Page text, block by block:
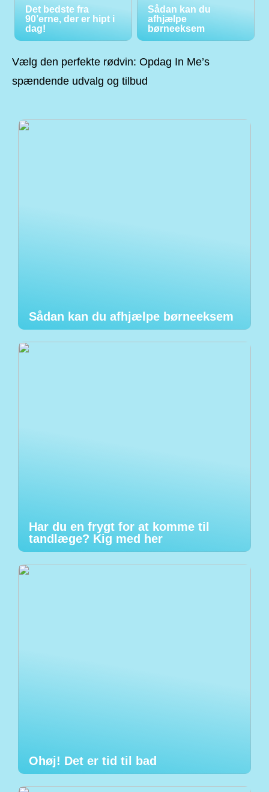
Det bedste fra
90’erne, der er hipt i
dag!
Sådan kan du
afhjælpe
børneeksem
Vælg den perfekte rødvin: Opdag In Me’s
spændende udvalg og tilbud
Sådan kan du afhjælpe børneeksem
Har du en frygt for at komme til
tandlæge? Kig med her
Ohøj! Det er tid til bad